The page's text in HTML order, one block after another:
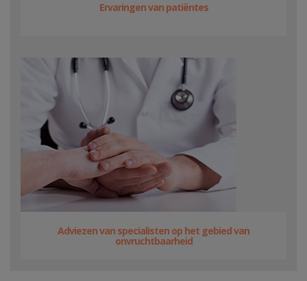
Ervaringen van patiëntes
Adviezen van specialisten op het gebied van
onvruchtbaarheid